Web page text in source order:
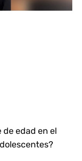
edad en el